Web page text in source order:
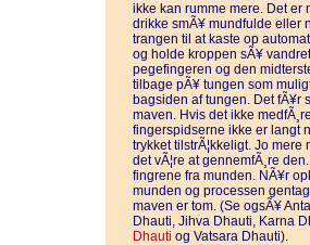
ikke kan rumme mere. Det er
drikke smÃ¥ mundfulde eller
trangen til at kaste op
og holde kroppen sÃ¥
pegefingeren og den
tilbage pÃ¥ tungen som
bagsiden af tungen. Det fÃ¥r
maven. Hvis det ikke
fingerspidserne ikke er langt
trykket tilstrÃ¦kkeligt. Jo
det vÃ¦re at gennemfÃ¸re
fingrene fra munden. NÃ¥r
munden og processen
maven er tom. (Se ogsÃ¥
Dhauti, Jihva Dhauti, Karna
Dhauti og Vatsara Dhauti).